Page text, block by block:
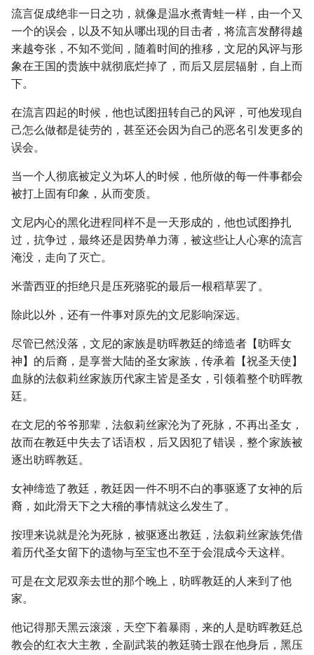
流言促成绝非一日之功，就像是温水煮青蛙一样，由一个又
一个的误会，以及不知从哪出现的目击者，将流言发酵得越
来越夸张，不知不觉间，随着时间的推移，文尼的风评与形
象在王国的贵族中就彻底烂掉了，而后又层层辐射，自上而
下。
在流言四起的时候，他也试图扭转自己的风评，可他发现自
己怎么做都是徒劳的，甚至还会因为自己的恶名引发更多的
误会。
当一个人彻底被定义为坏人的时候，他所做的每一件事都会
被打上固有印象，从而变质。
文尼内心的黑化进程同样不是一天形成的，他也试图挣扎
过，抗争过，最终还是因势单力薄，被这些让人心寒的流言
淹没，走向了灭亡。
米蕾西亚的拒绝只是压死骆驼的最后一根稻草罢了。
除此以外，还有一件事对原先的文尼影响深远。
尽管已然没落，文尼的家族是昉晖教廷的缔造者【昉晖女
神】的后裔，是享誉大陆的圣女家族，传承着【祝圣天使】
血脉的法叙莉丝家族历代家主皆是圣女，引领着整个昉晖教
廷。
在文尼的爷爷那辈，法叙莉丝家沦为了死脉，不再出圣女，
故而在教廷中失去了话语权，后又因犯了错误，整个家族被
逐出昉晖教廷。
女神缔造了教廷，教廷因一件不明不白的事驱逐了女神的后
裔，如此滑天下之大稽的事情就这么发生了。
按理来说就是沦为死脉，被驱逐出教廷，法叙莉丝家族凭借
着历代圣女留下的遗物与至宝也不至于会混成今天这样。
可是在文尼双亲去世的那个晚上，昉晖教廷的人来到了他
家。
他记得那天黑云滚滚，天空下着暴雨，来的人是昉晖教廷总
教会的红衣大主教，全副武装的教廷骑士跟在他身后，黑压